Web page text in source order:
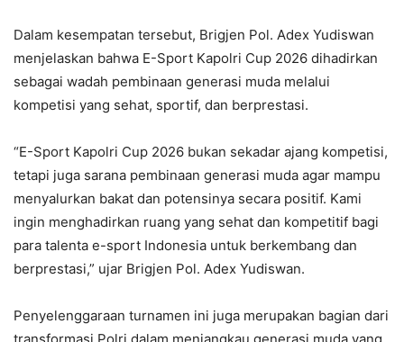
Dalam kesempatan tersebut, Brigjen Pol. Adex Yudiswan
menjelaskan bahwa E-Sport Kapolri Cup 2026 dihadirkan
sebagai wadah pembinaan generasi muda melalui
kompetisi yang sehat, sportif, dan berprestasi.
“E-Sport Kapolri Cup 2026 bukan sekadar ajang kompetisi,
tetapi juga sarana pembinaan generasi muda agar mampu
menyalurkan bakat dan potensinya secara positif. Kami
ingin menghadirkan ruang yang sehat dan kompetitif bagi
para talenta e-sport Indonesia untuk berkembang dan
berprestasi,” ujar Brigjen Pol. Adex Yudiswan.
Penyelenggaraan turnamen ini juga merupakan bagian dari